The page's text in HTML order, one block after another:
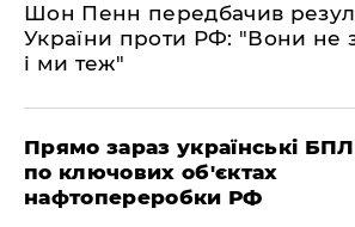
Шон Пенн передбачив
України проти РФ: "Вони не
і ми теж"
Прямо зараз українські
по ключових об'єктах
нафтопереробки РФ